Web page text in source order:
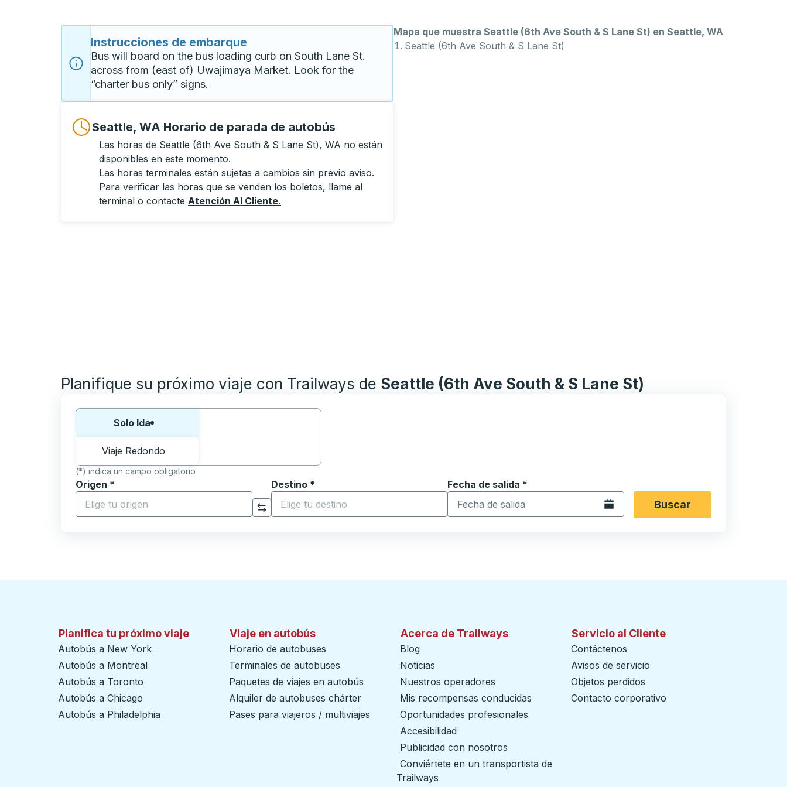
Instrucciones de embarque
Bus will board on the bus loading curb on South Lane St.
across from (east of) Uwajimaya Market. Look for the
“charter bus only” signs.
Seattle, WA Horario de parada de autobús
Las horas de Seattle (6th Ave South & S Lane St), WA no están
disponibles en este momento.
Las horas terminales están sujetas a cambios sin previo aviso.
Para verificar las horas que se venden los boletos, llame al
terminal o contacte Atención Al Cliente.
Mapa que muestra Seattle (6th Ave South & S Lane St) en Seattle, WA
Seattle (6th Ave South & S Lane St)
Planifique su próximo viaje con Trailways de Seattle (6th Ave South & S Lane St)
Elija una forma o viaje de ida y vuelta:
Solo Ida
Viaje Redondo
(*) indica un campo obligatorio
Origen *
Comience a escribir la ciudad de origen para abrir las opciones de ubicación y luego use las teclas de flecha para navegar hasta la ciudad de origen que
Haga clic para cambiar sus selecciones de origen y destino
Destino *
Comience a escribir la ciudad de destino para abrir las opciones de ubicación y luego use las teclas de flecha
Fecha de salida *
Escriba la fecha en formato de fecha Barra diagonal de mes de 2
Abra el calendario.Buscar
Planifica tu próximo viaje
Autobús a New York
Autobús a Montreal
Autobús a Toronto
Autobús a Chicago
Autobús a Philadelphia
Viaje en autobús
Horario de autobuses
Terminales de autobuses
Paquetes de viajes en autobús
Alquiler de autobuses chárter
Pases para viajeros / multiviajes
Acerca de Trailways
Blog
Noticias
Nuestros operadores
Mis recompensas conducidas
Oportunidades profesionales
Accesibilidad
Publicidad con nosotros
Conviértete en un transportista de
Trailways
Servicio al Cliente
Contáctenos
Avisos de servicio
Objetos perdidos
Contacto corporativo